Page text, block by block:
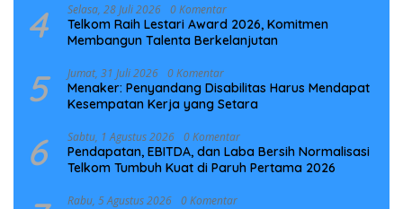
4 Selasa, 28 Juli 2026 0 Komentar
Telkom Raih Lestari Award 2026, Komitmen
Membangun Talenta Berkelanjutan
5 Jumat, 31 Juli 2026 0 Komentar
Menaker: Penyandang Disabilitas Harus Mendapat
Kesempatan Kerja yang Setara
6 Sabtu, 1 Agustus 2026 0 Komentar
Pendapatan, EBITDA, dan Laba Bersih Normalisasi
Telkom Tumbuh Kuat di Paruh Pertama 2026
Rabu, 5 Agustus 2026 0 Komentar